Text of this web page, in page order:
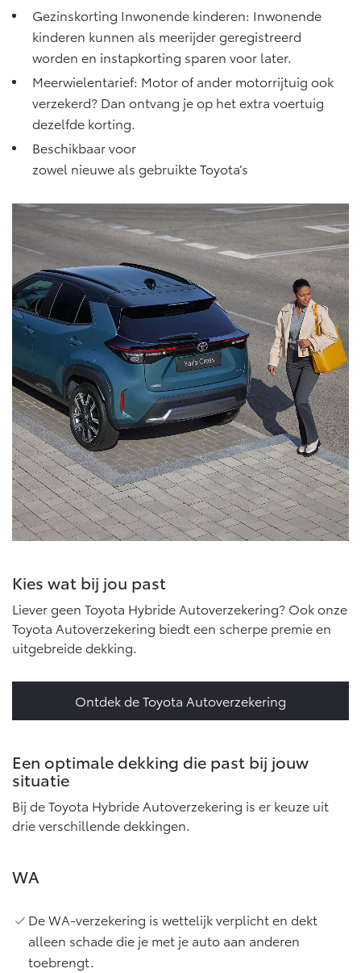
Gezinskorting Inwonende kinderen: Inwonende
kinderen kunnen als meerijder geregistreerd
worden en instapkorting sparen voor later.
Meerwielentarief: Motor of ander motorrijtuig ook
verzekerd? Dan ontvang je op het extra voertuig
dezelfde korting.
Beschikbaar voor
zowel nieuwe als gebruikte Toyota’s
Kies wat bij jou past
Liever geen Toyota Hybride Autoverzekering? Ook onze
Toyota Autoverzekering biedt een scherpe premie en
uitgebreide dekking.
Ontdek de Toyota Autoverzekering
Een optimale dekking die past bij jouw
situatie
Bij de Toyota Hybride Autoverzekering is er keuze uit
drie verschillende dekkingen.
WA
De WA-verzekering is wettelijk verplicht en dekt
alleen schade die je met je auto aan anderen
toebrengt.